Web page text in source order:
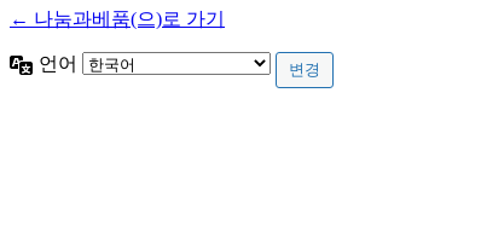
← 나눔과베품(으)로 가기
언어